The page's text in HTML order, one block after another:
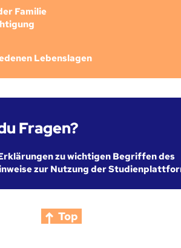
Familie
Lebenslagen
Fragen?
zu wichtigen Begriffen des
zur Nutzung der
Top